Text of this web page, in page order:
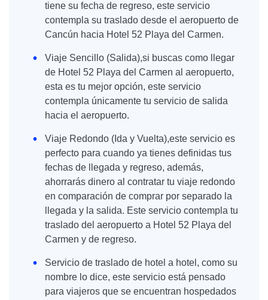
tiene su fecha de regreso, este servicio
contempla su traslado desde el aeropuerto de
Cancún hacia Hotel 52 Playa del Carmen.
Viaje Sencillo (Salida),si buscas como llegar
de Hotel 52 Playa del Carmen al aeropuerto,
esta es tu mejor opción, este servicio
contempla únicamente tu servicio de salida
hacia el aeropuerto.
Viaje Redondo (Ida y Vuelta),este servicio es
perfecto para cuando ya tienes definidas tus
fechas de llegada y regreso, además,
ahorrarás dinero al contratar tu viaje redondo
en comparación de comprar por separado la
llegada y la salida. Este servicio contempla tu
traslado del aeropuerto a Hotel 52 Playa del
Carmen y de regreso.
Servicio de traslado de hotel a hotel, como su
nombre lo dice, este servicio está pensado
para viajeros que se encuentran hospedados